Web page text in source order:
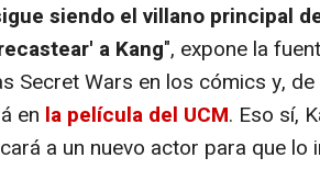
siendo el villano principal
a Kang", expone la
Secret Wars en los cómics y,
en la película del UCM. Eso sí,
a un nuevo actor para que lo